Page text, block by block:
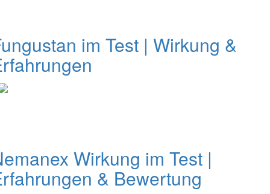
im Test | Wirkung &
Wirkung im Test |
& Bewertung